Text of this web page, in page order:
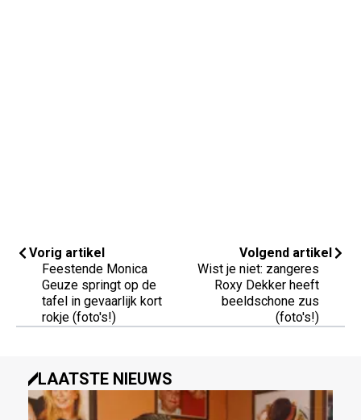
Vorig artikel
Feestende Monica
Geuze springt op de
tafel in gevaarlijk kort
rokje (foto's!)
Volgend artikel
Wist je niet: zangeres
Roxy Dekker heeft
beeldschone zus
(foto's!)
LAATSTE NIEUWS